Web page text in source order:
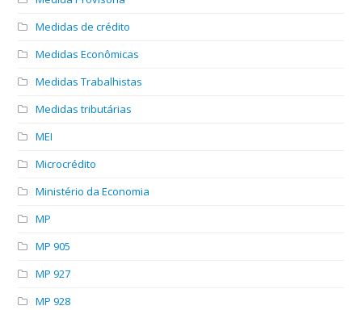
Medidas de crédito
Medidas Econômicas
Medidas Trabalhistas
Medidas tributárias
MEI
Microcrédito
Ministério da Economia
MP
MP 905
MP 927
MP 928